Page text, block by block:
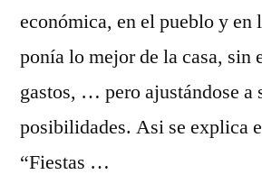
económica, en el pueblo y en
ponía lo mejor de la casa, sin
gastos, … pero ajustándose a
posibilidades. Asi se explica
“Fiestas …